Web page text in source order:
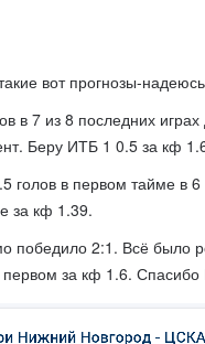
вот прогнозы-
7 из 8 последних
Беру ИТБ 1 0.5 за кф
в первом тайме в
за кф 1.39.
2:1. Всё было
за кф 1.6.